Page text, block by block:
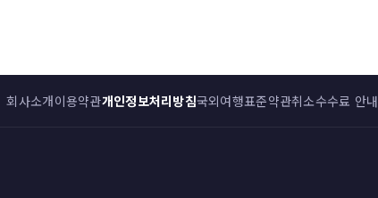
회사소개이용약관개인정보처리방침국외여행표준약관취소수수료 안내